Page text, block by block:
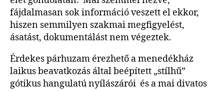
fájdalmasan sok információ veszett el ekkor,
hiszen semmilyen szakmai megfigyelést,
ásatást, dokumentálást nem végeztek.
Érdekes párhuzam érezhető a menedékház
laikus beavatkozás által beépített „stílhű”
gótikus hangulatú nyílászárói és a mai divatos